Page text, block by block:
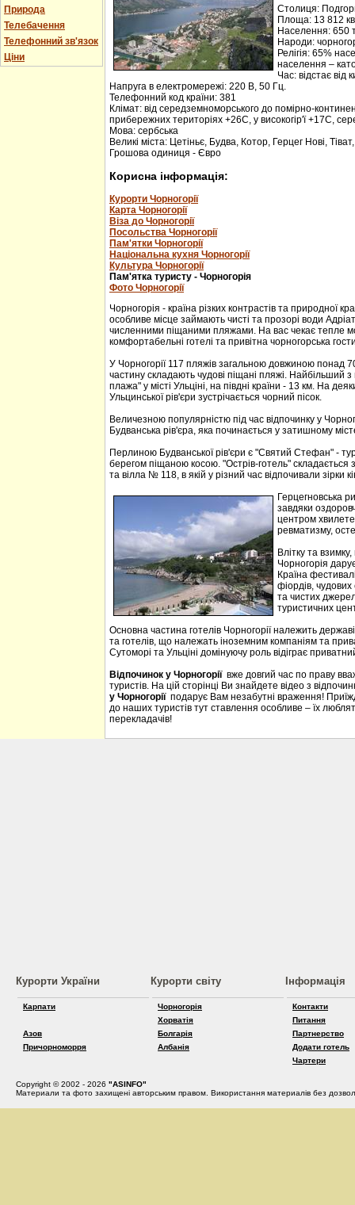
Природа
Телебачення
Телефонний зв'язок
Ціни
Столиця:
Площа: 13 812
Населення: 650
Народи:
Релігія: 65%
населення –
Час: відстає від
Напруга в електромережі: 220 В, 50 Гц.
Телефонний код країни: 381
Клімат: від середземноморського до помірно-
прибережних територіях +26С, у високогір'ї +17С,
Мова: сербська
Великі міста: Цетіньє, Будва, Котор, Герцег Нові,
Грошова одиниця - Євро
Корисна інформація:
Курорти Чорногорії
Карта Чорногорії
Віза до Чорногорії
Посольства Чорногорії
Пам'ятки Чорногорії
Національна кухня Чорногорії
Культура Чорногорії
Пам'ятка туристу - Чорногорія
Фото Чорногорії
Чорногорія - країна різких контрастів та природної
особливе місце займають чисті та прозорі води
численними піщаними пляжами. На вас чекає тепле
комфортабельні готелі та привітна чорногорська
У Чорногорії 117 пляжів загальною довжиною понад
частину складають чудові піщані пляжі. Найбільший
плажа" у місті Ульціні, на півдні країни - 13 км. На
Ульцинської рів'єри зустрічається чорний пісок.
Величезною популярністю під час відпочинку у
Будванська рів'єра, яка починається у затишному
Перлиною Будванської рів'єри є "Святий Стефан" -
берегом піщаною косою. "Острів-готель"
та вілла № 118, в якій у різний час відпочивали зірки
Герцегновська
завдяки
центром
ревматизму,
Влітку та
Чорногорія
Країна
фіордів, чудових
та чистих
туристичних
Основна частина готелів Чорногорії належить
та готелів, що належать іноземним компаніям та
Сутоморі та Ульціні домінуючу роль відіграє
Відпочинок у Чорногорії вже довгий час по праву
туристів. На цій сторінці Ви знайдете відео з
у Чорногоріїподарує Вам незабутні враження!
до наших туристів тут ставлення особливе – їх
перекладачів!
Курорти України
Карпати
Азов
Причорноморря
Курорти світу
Чорногорія
Хорватія
Болгарія
Албанія
Інформація
Контакти
Питання
Партнерство
Додати готель
Чартери
Copyright © 2002 - 2026 "ASINFO"
Материали та фото захищені авторським правом. Використання материалів без